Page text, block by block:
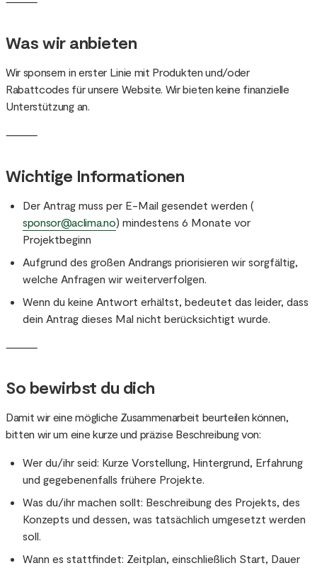
Was wir anbieten
Wir sponsern in erster Linie mit Produkten und/oder
Rabattcodes für unsere Website. Wir bieten keine finanzielle
Unterstützung an.
⸻
Wichtige Informationen
Der Antrag muss per E-Mail gesendet werden (
sponsor@aclima.no) mindestens 6 Monate vor
Projektbeginn
Aufgrund des großen Andrangs priorisieren wir sorgfältig,
welche Anfragen wir weiterverfolgen.
Wenn du keine Antwort erhältst, bedeutet das leider, dass
dein Antrag dieses Mal nicht berücksichtigt wurde.
⸻
So bewirbst du dich
Damit wir eine mögliche Zusammenarbeit beurteilen können,
bitten wir um eine kurze und präzise Beschreibung von:
Wer du/ihr seid: Kurze Vorstellung, Hintergrund, Erfahrung
und gegebenenfalls frühere Projekte.
Was du/ihr machen sollt: Beschreibung des Projekts, des
Konzepts und dessen, was tatsächlich umgesetzt werden
soll.
Wann es stattfindet: Zeitplan, einschließlich Start, Dauer